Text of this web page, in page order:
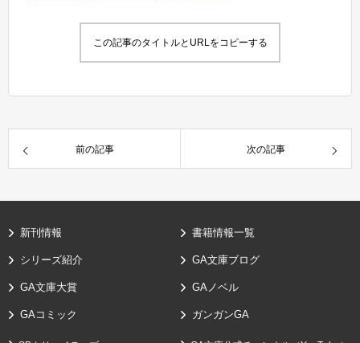
この記事のタイトルとURLをコピーする
前の記事 次の記事
新刊情報 書籍情報一覧
シリーズ紹介 GA文庫ブログ
GA文庫大賞 GAノベル
GAコミック ガンガンGA